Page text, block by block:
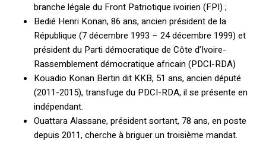
branche légale du Front Patriotique ivoirien (FPI) ;
Bedié Henri Konan, 86 ans, ancien président de la
République (7 décembre 1993 – 24 décembre 1999) et
président du Parti démocratique de Côte d’Ivoire-
Rassemblement démocratique africain (PDCI-RDA)
Kouadio Konan Bertin dit KKB, 51 ans, ancien député
(2011-2015), transfuge du PDCI-RDA, il se présente en
indépendant.
Ouattara Alassane, président sortant, 78 ans, en poste
depuis 2011, cherche à briguer un troisième mandat.